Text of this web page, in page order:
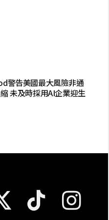
警告美國最大風險非通
未及時採用AI企業迎生
X
TikTok Instagram